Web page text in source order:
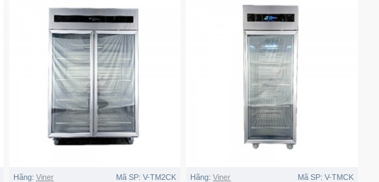
Hãng: Viner Mã SP: V-TM2CK Hãng: Viner Mã SP: V-TMCK